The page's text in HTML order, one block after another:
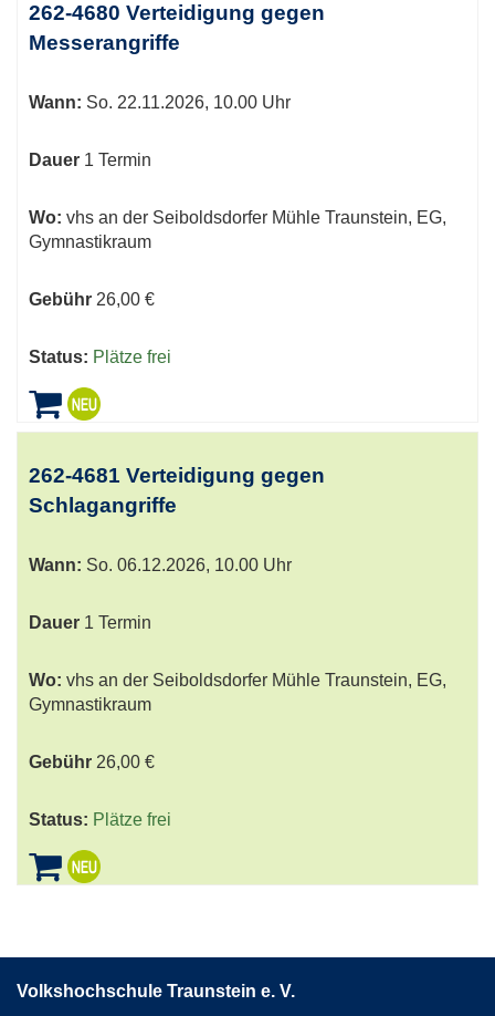
262-4680 Verteidigung gegen
Messerangriffe
Wann: So. 22.11.2026, 10.00 Uhr
Dauer 1 Termin
Wo: vhs an der Seiboldsdorfer Mühle Traunstein, EG,
Gymnastikraum
Gebühr 26,00 €
Status: Plätze frei
262-4681 Verteidigung gegen
Schlagangriffe
Wann: So. 06.12.2026, 10.00 Uhr
Dauer 1 Termin
Wo: vhs an der Seiboldsdorfer Mühle Traunstein, EG,
Gymnastikraum
Gebühr 26,00 €
Status: Plätze frei
Volkshochschule Traunstein e. V.